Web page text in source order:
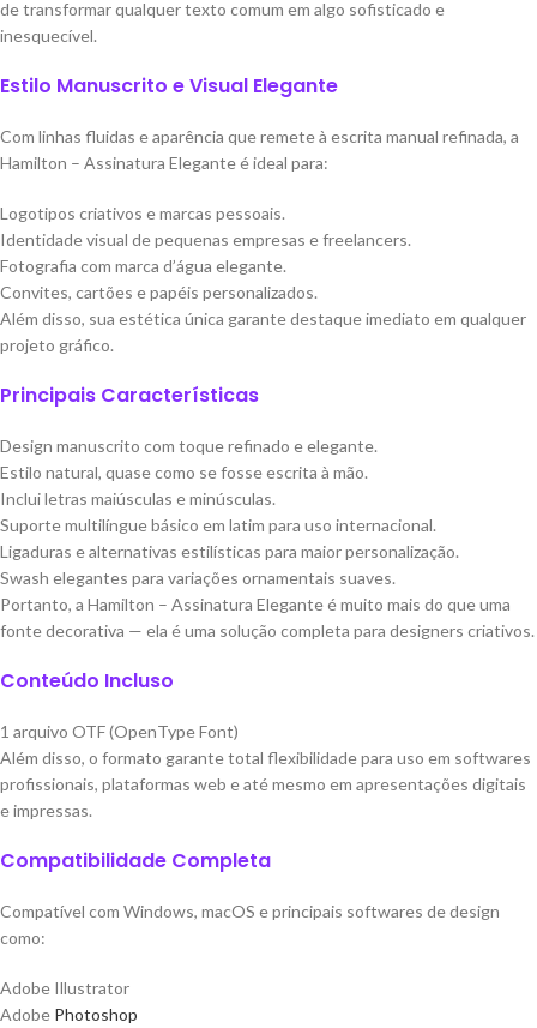
de transformar qualquer texto comum em algo sofisticado e
inesquecível.
Estilo Manuscrito e Visual Elegante
Com linhas fluidas e aparência que remete à escrita manual refinada, a
Hamilton – Assinatura Elegante é ideal para:
Logotipos criativos e marcas pessoais.
Identidade visual de pequenas empresas e freelancers.
Fotografia com marca d’água elegante.
Convites, cartões e papéis personalizados.
Além disso, sua estética única garante destaque imediato em qualquer
projeto gráfico.
Principais Características
Design manuscrito com toque refinado e elegante.
Estilo natural, quase como se fosse escrita à mão.
Inclui letras maiúsculas e minúsculas.
Suporte multilíngue básico em latim para uso internacional.
Ligaduras e alternativas estilísticas para maior personalização.
Swash elegantes para variações ornamentais suaves.
Portanto, a Hamilton – Assinatura Elegante é muito mais do que uma
fonte decorativa — ela é uma solução completa para designers criativos.
Conteúdo Incluso
1 arquivo OTF (OpenType Font)
Além disso, o formato garante total flexibilidade para uso em softwares
profissionais, plataformas web e até mesmo em apresentações digitais
e impressas.
Compatibilidade Completa
Compatível com Windows, macOS e principais softwares de design
como:
Adobe Illustrator
Adobe Photoshop